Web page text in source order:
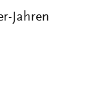
Jahren